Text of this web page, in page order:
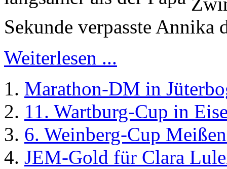
Sekunde verpasste Annika
Weiterlesen ...
Marathon-DM in
11. Wartburg-Cup in
6. Weinberg-Cup
JEM-Gold für Clara